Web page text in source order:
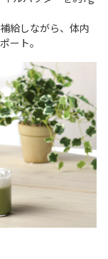
給しながら、体内
ート。